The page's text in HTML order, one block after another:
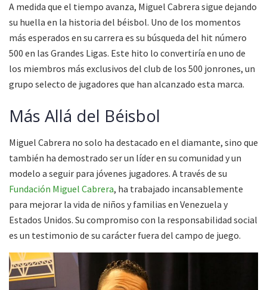
A medida que el tiempo avanza, Miguel Cabrera sigue dejando
su huella en la historia del béisbol. Uno de los momentos
más esperados en su carrera es su búsqueda del hit número
500 en las Grandes Ligas. Este hito lo convertiría en uno de
los miembros más exclusivos del club de los 500 jonrones, un
grupo selecto de jugadores que han alcanzado esta marca.
Más Allá del Béisbol
Miguel Cabrera no solo ha destacado en el diamante, sino que
también ha demostrado ser un líder en su comunidad y un
modelo a seguir para jóvenes jugadores. A través de su
Fundación Miguel Cabrera, ha trabajado incansablemente
para mejorar la vida de niños y familias en Venezuela y
Estados Unidos. Su compromiso con la responsabilidad social
es un testimonio de su carácter fuera del campo de juego.